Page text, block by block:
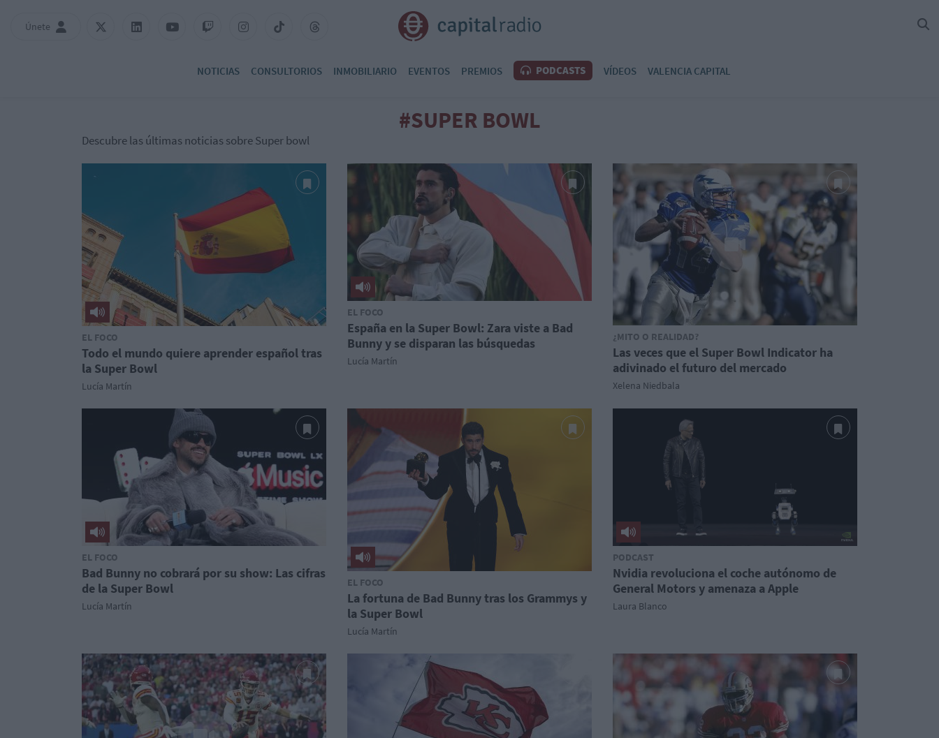
Únete
NOTICIAS CONSULTORIOS INMOBILIARIO EVENTOS PREMIOS PODCASTS VÍDEOS VALENCIA CAPITAL
#SUPER BOWL
Descubre las últimas noticias sobre Super bowl
EL FOCO
Todo el mundo quiere aprender español tras
la Super Bowl
Lucía Martín
EL FOCO
España en la Super Bowl: Zara viste a Bad
Bunny y se disparan las búsquedas
Lucía Martín
¿MITO O REALIDAD?
Las veces que el Super Bowl Indicator ha
adivinado el futuro del mercado
Xelena Niedbala
EL FOCO
Bad Bunny no cobrará por su show: Las cifras
de la Super Bowl
Lucía Martín
EL FOCO
La fortuna de Bad Bunny tras los Grammys y
la Super Bowl
Lucía Martín
PODCAST
Nvidia revoluciona el coche autónomo de
General Motors y amenaza a Apple
Laura Blanco